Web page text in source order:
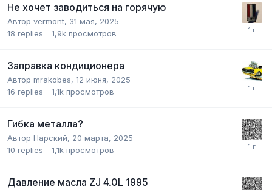
Не хочет заводиться на горячую
Автор vermont, 31 мая, 2025
18 replies 1,9k просмотров
Заправка кондиционера
Автор mrakobes, 12 июня, 2025
16 replies 1,1k просмотров
Гибка металла?
Автор Нарский, 20 марта, 2025
10 replies 1,1k просмотров
Давление масла ZJ 4.0L 1995